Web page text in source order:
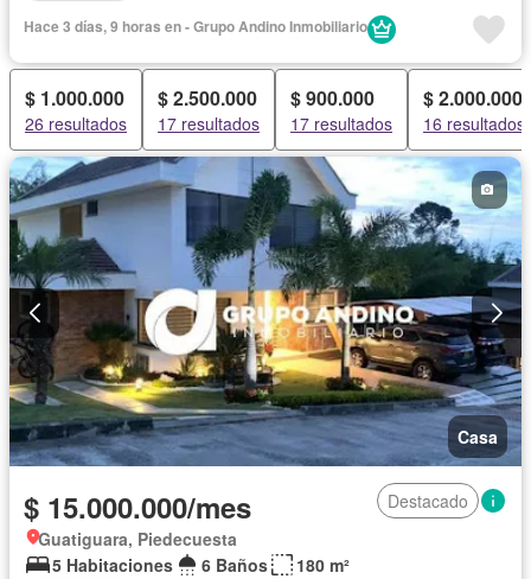
Hace 3 días, 9 horas en - Grupo Andino Inmobiliario
$ 1.000.000
26 resultados
$ 2.500.000
17 resultados
$ 900.000
17 resultados
$ 2.000.000
16 resultados
Casa
$ 15.000.000/mes
Destacado
Guatiguara, Piedecuesta
5 Habitaciones
6 Baños
180 m²